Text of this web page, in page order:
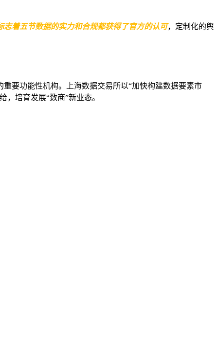
志着五节数据的实力和合规都获得了官方的认可，定制化的舆
要功能性机构。上海数据交易所以“加快构建数据要素市
培育发展“数商”新业态。